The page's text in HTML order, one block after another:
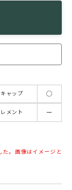
ャップ ◯
メント ー
。画像はイメージと